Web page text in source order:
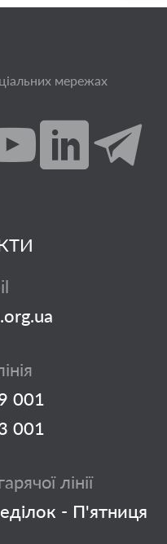
мережах
001
001
лінії
- П'ятниця